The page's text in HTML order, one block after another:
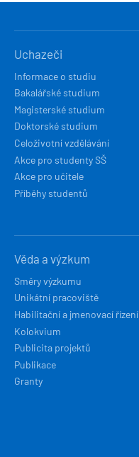
NAVIGACE
Uchazeči
Informace o studiu
Bakalářské studium
Magisterské studium
Doktorské studium
Celoživotní vzdělávání
Akce pro studenty SŠ
Akce pro učitele
Příběhy studentů
Věda a výzkum
Směry výzkumu
Unikátní pracoviště
Habilitační a jmenovací řízení
Kolokvium
Publicita projektů
Publikace
Granty